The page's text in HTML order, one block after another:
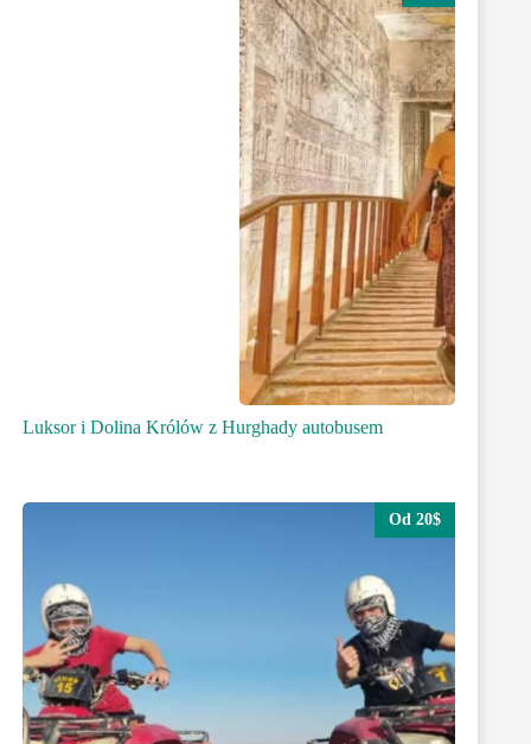
Luksor i Dolina Królów z Hurghady autobusem
Od 20$